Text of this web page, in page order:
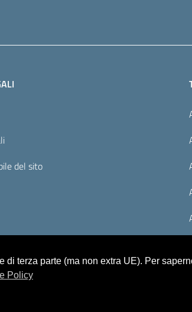
del sito
terza parte (ma non extra UE). Per
Policy